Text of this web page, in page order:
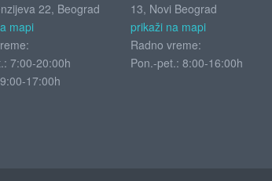
22, Beograd
mapi
7:00-20:00h
9:00-17:00h
13, Novi Beograd
prikaži na mapi
Radno vreme:
Pon.-pet.: 8:00-16:00h